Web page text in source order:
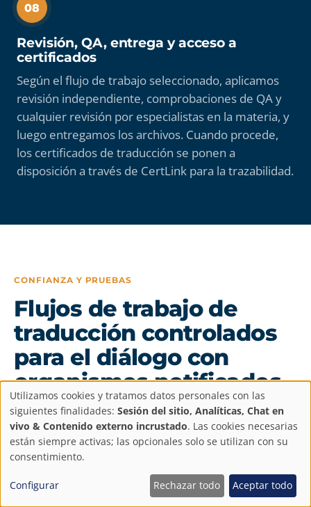
08
Revisión, QA, entrega y acceso a
certificados
Según el flujo de trabajo seleccionado, aplicamos
revisión independiente, comprobaciones de QA y
cualquier revisión por especialistas en la materia, y
luego entregamos los archivos. Cuando procede,
los certificados de traducción se ponen a
disposición a través de CertLink para la trazabilidad.
CONFIANZA Y PRUEBAS
Flujos de trabajo de
traducción controlados
para el diálogo con
organismos notificados
ISO 13485 ISO 17100
especializada en contenido regulado para
Configuración
de
privacidad
Utilizamos cookies y tratamos datos personales con las
siguientes finalidades: Sesión del sitio, Analíticas, Chat en
vivo & Contenido externo incrustado. Las cookies necesarias
están siempre activas; las opcionales solo se utilizan con su
consentimiento.
Configurar Rechazar todo Aceptar todo